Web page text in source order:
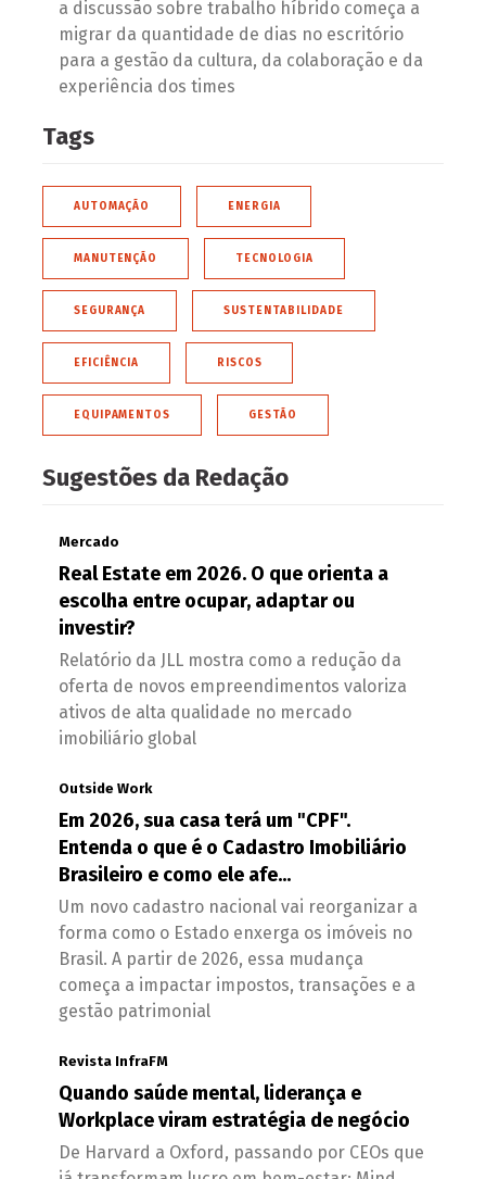
a discussão sobre trabalho híbrido começa a
migrar da quantidade de dias no escritório
para a gestão da cultura, da colaboração e da
experiência dos times
Tags
AUTOMAÇÃO ENERGIA
MANUTENÇÃO TECNOLOGIA
SEGURANÇA SUSTENTABILIDADE
EFICIÊNCIA RISCOS
EQUIPAMENTOS GESTÃO
Sugestões da Redação
Mercado
Real Estate em 2026. O que orienta a
escolha entre ocupar, adaptar ou
investir?
Relatório da JLL mostra como a redução da
oferta de novos empreendimentos valoriza
ativos de alta qualidade no mercado
imobiliário global
Outside Work
Em 2026, sua casa terá um "CPF".
Entenda o que é o Cadastro Imobiliário
Brasileiro e como ele afe...
Um novo cadastro nacional vai reorganizar a
forma como o Estado enxerga os imóveis no
Brasil. A partir de 2026, essa mudança
começa a impactar impostos, transações e a
gestão patrimonial
Revista InfraFM
Quando saúde mental, liderança e
Workplace viram estratégia de negócio
De Harvard a Oxford, passando por CEOs que